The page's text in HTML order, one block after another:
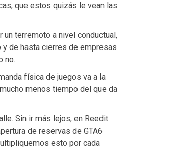
que estos quizás le vean las
terremoto a nivel conductual,
de hasta cierres de empresas
no.
física de juegos va a la
menos tiempo del que da
Sin ir más lejos, en Reedit
de reservas de GTA6
esto por cada